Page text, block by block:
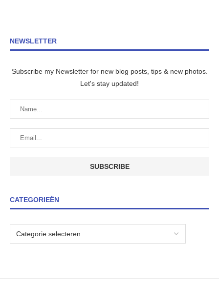
NEWSLETTER
Subscribe my Newsletter for new blog posts, tips & new photos.
Let's stay updated!
CATEGORIEËN